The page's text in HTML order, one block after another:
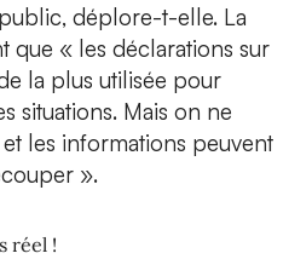
déplore-t-elle. La
que « les déclarations sur
la plus utilisée pour
situations. Mais on ne
les informations peuvent
».
réel !